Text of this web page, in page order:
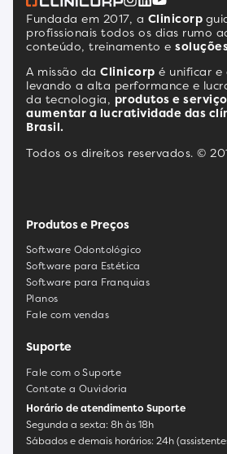
Fundada em 2017, a Clinicorp
profissionais todos os dias rumo
conteúdo, treinamento e
A missão da Clinicorp é unificar e
levando a alta performance e
da tecnologia, produtos e
aumentar a lucratividade das
Brasil.
Todos os direitos reservados. ©
Produtos e Preços
Software Odontológico
Software para Estética
Software para Franquias
Planos
Fale com vendas
Suporte
Fale com o Suporte
Contate a Ouvidoria
Horário de atendimento Suporte
Segunda a sexta: 8h às 18h
Sábados e demais horários: 24h